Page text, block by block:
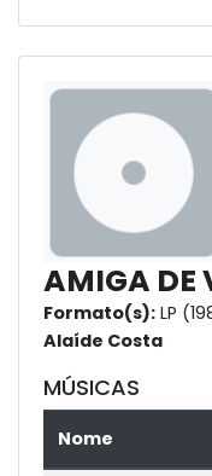
AMIGA DE
Formato(s): LP
Alaíde Costa
MÚSICAS
Nome